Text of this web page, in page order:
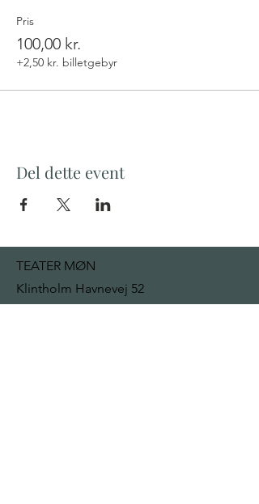
Pris
100,00 kr.
+2,50 kr. billetgebyr
Del dette event
TEATER MØN
Klintholm Havnevej 52